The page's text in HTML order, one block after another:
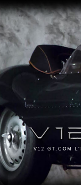
V12 GT.COM